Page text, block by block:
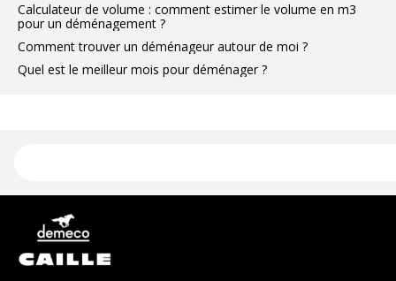
Calculateur de volume : comment estimer le volume en m3
pour un déménagement ?
Comment trouver un déménageur autour de moi ?
Quel est le meilleur mois pour déménager ?